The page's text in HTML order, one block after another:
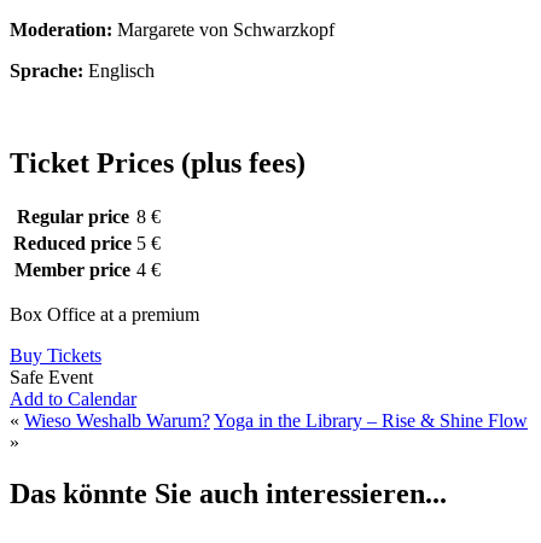
Moderation: Margarete von Schwarzkopf
Sprache: Englisch
Ticket Prices (plus fees)
Regular price 8 €
Reduced price 5 €
Member price 4 €
Box Office at a premium
Buy Tickets
Safe Event
Add to Calendar
« Wieso Weshalb Warum?Yoga in the Library – Rise & Shine Flow
»
Das könnte Sie auch interessieren...